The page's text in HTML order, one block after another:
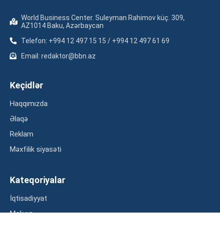
World Business Center. Suleyman Rahimov küç. 309,
AZ1014 Baku, Azərbaycan
Telefon: +994 12 497 15 15 / +994 12 497 61 69
Email: redaktor@bbn.az
Keçidlər
Haqqımızda
Əlaqə
Reklam
Məxfilik siyasəti
Kateqoriyalar
İqtisadiyyat
Maliyyə